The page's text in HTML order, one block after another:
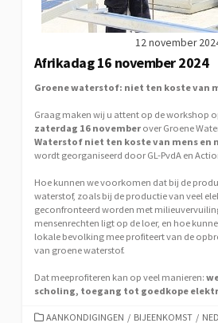
12 november
Afrikadag 16 november 2024
Groene waterstof: niet ten koste van
Graag maken wij u attent op de workshop
zaterdag 16 november over Groene
Waterstof niet ten koste van mens en
wordt georganiseerd door GL-PvdA en
Hoe kunnen we voorkomen dat bij de
waterstof, zoals bij de productie van veel
geconfronteerd worden met
mensenrechten ligt op de loer, en hoe
lokale bevolking mee profiteert van de
van groene waterstof.
Dat meeprofiteren kan op veel manieren:
scholing, toegang tot goedkope
CATEGORIEËN
AANKONDIGINGEN / BIJEENKOMST /